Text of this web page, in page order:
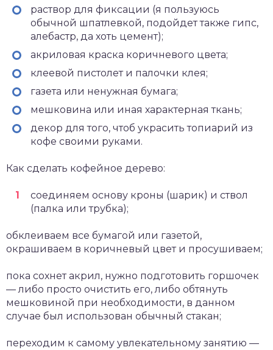
раствор для фиксации (я пользуюсь
обычной шпатлевкой, подойдет также гипс,
алебастр, да хоть цемент);
акриловая краска коричневого цвета;
клеевой пистолет и палочки клея;
газета или ненужная бумага;
мешковина или иная характерная ткань;
декор для того, чтоб украсить топиарий из
кофе своими руками.
Как сделать кофейное дерево:
соединяем основу кроны (шарик) и ствол
(палка или трубка);
обклеиваем все бумагой или газетой,
окрашиваем в коричневый цвет и просушиваем;
пока сохнет акрил, нужно подготовить горшочек
— либо просто очистить его, либо обтянуть
мешковиной при необходимости, в данном
случае был использован обычный стакан;
переходим к самому увлекательному занятию —